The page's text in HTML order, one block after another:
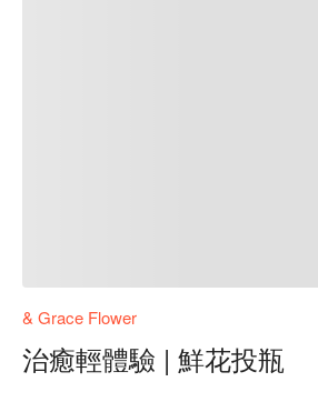
& Grace Flower
治癒輕體驗 | 鮮花投瓶